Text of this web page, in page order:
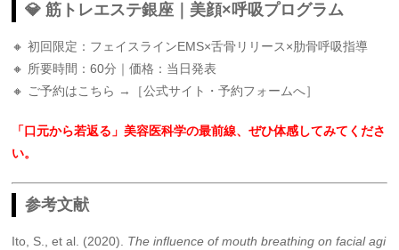
💎 筋トレエステ銀座｜美顔×呼吸プログラム
🔸 初回限定：フェイスラインEMS×舌骨リリース×肋骨呼吸指導
🔸 所要時間：60分｜価格：当日発表
🔸 ご予約はこちら →［公式サイト・予約フォームへ］
「口元から若返る」美容医科学の最前線、ぜひ体感してみてくださ
い。
参考文献
Ito, S., et al. (2020). The influence of mouth breathing on facial agi